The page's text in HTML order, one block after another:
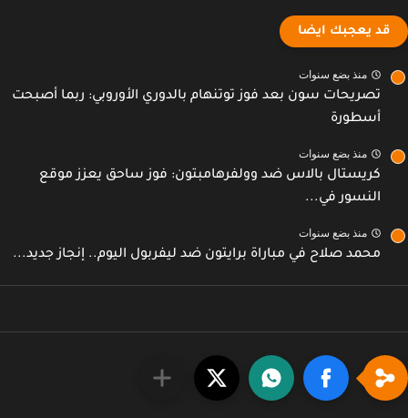
قد يعجبك ايضا
منذ بضع سنوات
تصريحات سون بعد فوز توتنهام بالدوري الأوروبي: ربما أصبحت
أسطورة
منذ بضع سنوات
كريستال بالاس ضد وولفرهامبتون: فوز ساحق يعزز موقع
النسور في...
منذ بضع سنوات
محمد صلاح في مباراة برايتون ضد ليفربول اليوم.. إنجاز جديد...